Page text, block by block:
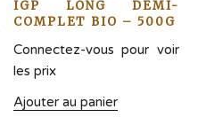
IGP LONG DEMI-
COMPLET BIO – 500G
Connectez-vous pour voir
les prix
Ajouter au panier